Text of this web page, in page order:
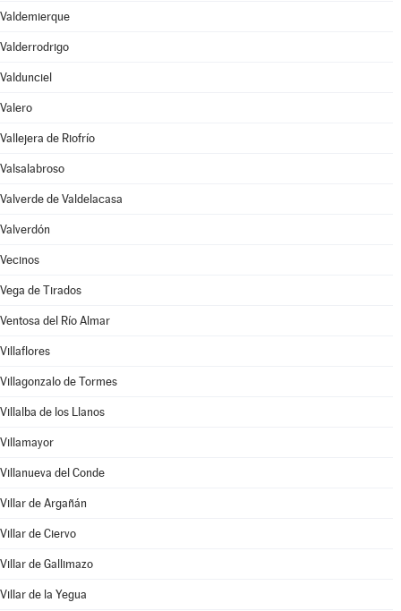
Valdemierque
Valderrodrigo
Valdunciel
Valero
Vallejera de Riofrío
Valsalabroso
Valverde de Valdelacasa
Valverdón
Vecinos
Vega de Tirados
Ventosa del Río Almar
Villaflores
Villagonzalo de Tormes
Villalba de los Llanos
Villamayor
Villanueva del Conde
Villar de Argañán
Villar de Ciervo
Villar de Gallimazo
Villar de la Yegua